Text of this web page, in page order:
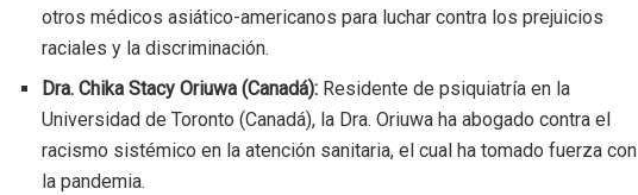
otros médicos asiático-americanos para luchar contra los prejuicios
raciales y la discriminación.
Dra. Chika Stacy Oriuwa (Canadá): Residente de psiquiatría en la
Universidad de Toronto (Canadá), la Dra. Oriuwa ha abogado contra el
racismo sistémico en la atención sanitaria, el cual ha tomado fuerza con
la pandemia.